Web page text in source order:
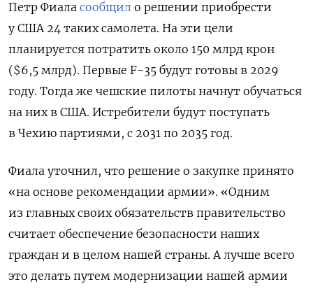
Петр Фиала сообщил о решении приобрести
у США 24 таких самолета. На эти цели
планируется потратить около 150 млрд крон
($6,5 млрд). Первые F-35 будут готовы в 2029
году. Тогда же чешские пилоты начнут обучаться
на них в США. Истребители будут поступать
в Чехию партиями, с 2031 по 2035 год.
Фиала уточнил, что решение о закупке принято
«на основе рекомендации армии». «Одним
из главных своих обязательств правительство
считает обеспечение безопасности наших
граждан и в целом нашей страны. А лучше всего
это делать путем модернизации нашей армии